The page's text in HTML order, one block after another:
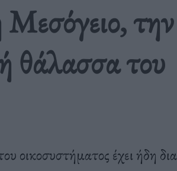
θάλασσα του
οικοσυστήματος έχει ήδη